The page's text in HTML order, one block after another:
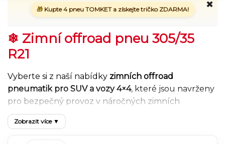
✖
🎁Kupte 4 pneu TOMKET a získejte tričko ZDARMA!
❄ Zimní offroad pneu 305/35
R21
Vyberte si z naší nabídky zimních offroad
pneumatik pro SUV a vozy 4×4, které jsou navrženy
pro bezpečný provoz v náročných zimních
podmínkách. Zimní offroad pneu poskytují
spolehlivý záběr na sněhu, ledu i mokré vozovce
zároveň vysokou odolnost při jízdě v terénu, na
Zobrazit více ▼